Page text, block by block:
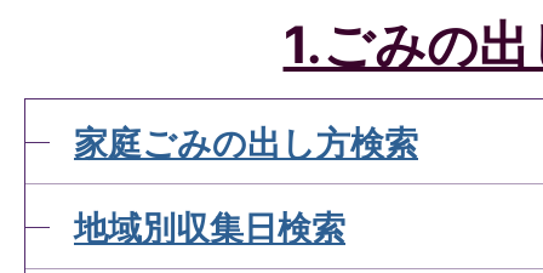
1.ごみの
家庭ごみの出し方検索
地域別収集日検索